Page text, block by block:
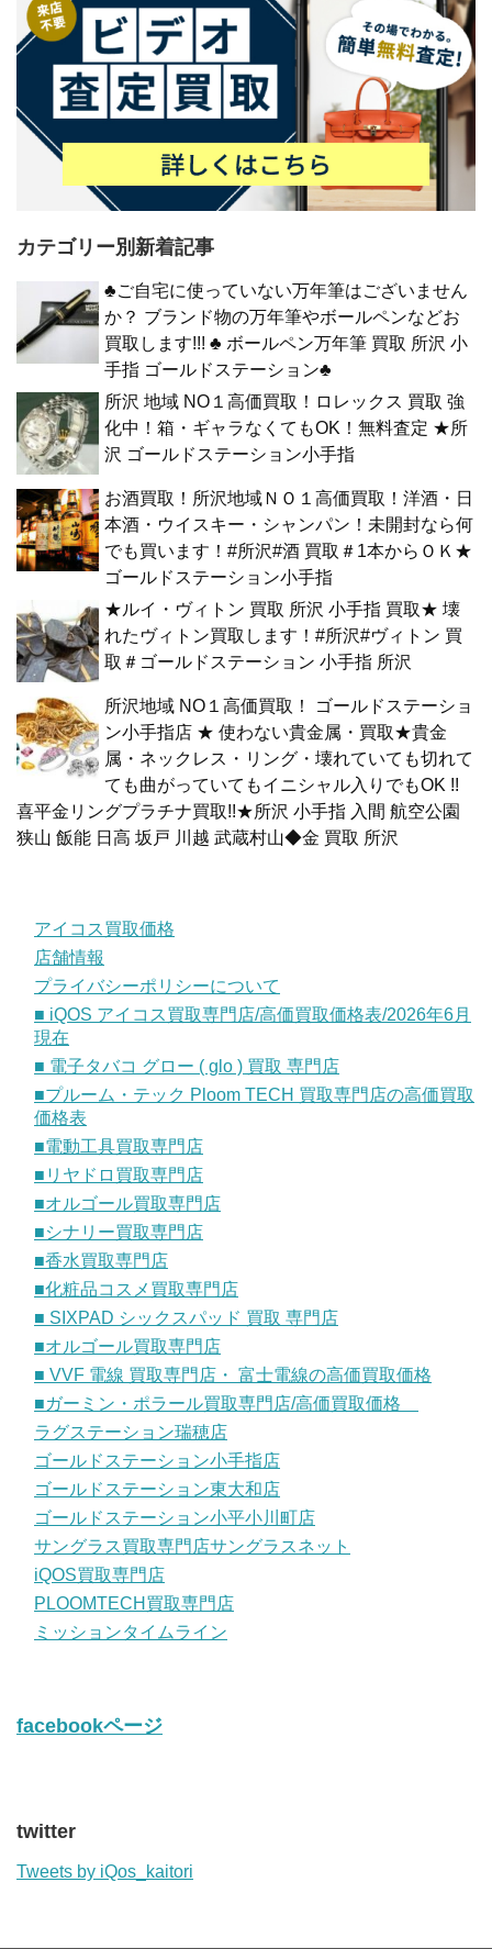
カテゴリー別新着記事
♣ご自宅に使っていない万年筆はございません
か？ ブランド物の万年筆やボールペンなどお
買取します!!! ♣ ボールペン万年筆 買取 所沢 小
手指 ゴールドステーション♣
所沢 地域 NO１高価買取！ロレックス 買取 強
化中！箱・ギャラなくてもOK！無料査定 ★所
沢 ゴールドステーション小手指
お酒買取！所沢地域ＮＯ１高価買取！洋酒・日
本酒・ウイスキー・シャンパン！未開封なら何
でも買います！#所沢#酒 買取＃1本からＯＫ★
ゴールドステーション小手指
★ルイ・ヴィトン 買取 所沢 小手指 買取★ 壊
れたヴィトン買取します！#所沢#ヴィトン 買
取＃ゴールドステーション 小手指 所沢
所沢地域 NO１高価買取！ ゴールドステーショ
ン小手指店 ★ 使わない貴金属・買取★貴金
属・ネックレス・リング・壊れていても切れて
ても曲がっていてもイニシャル入りでもOK !!
喜平金リングプラチナ買取!!★所沢 小手指 入間 航空公園
狭山 飯能 日高 坂戸 川越 武蔵村山◆金 買取 所沢
アイコス買取価格
店舗情報
プライバシーポリシーについて
■ iQOS アイコス買取専門店/高価買取価格表/2026年6月
現在
■ 電子タバコ グロー ( glo ) 買取 専門店
■プルーム・テック Ploom TECH 買取専門店の高価買取
価格表
■電動工具買取専門店
■リヤドロ買取専門店
■オルゴール買取専門店
■シナリー買取専門店
■香水買取専門店
■化粧品コスメ買取専門店
■ SIXPAD シックスパッド 買取 専門店
■オルゴール買取専門店
■ VVF 電線 買取専門店・ 富士電線の高価買取価格
■ガーミン・ポラール買取専門店/高価買取価格
ラグステーション瑞穂店
ゴールドステーション小手指店
ゴールドステーション東大和店
ゴールドステーション小平小川町店
サングラス買取専門店サングラスネット
iQOS買取専門店
PLOOMTECH買取専門店
ミッションタイムライン
facebookページ
twitter
Tweets by iQos_kaitori